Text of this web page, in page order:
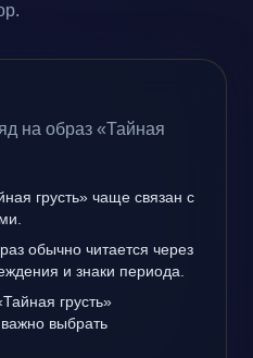
на образ «Тайная
грусть» чаще связан с
обычно читается через
и знаки периода.
грусть»
выбрать